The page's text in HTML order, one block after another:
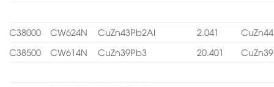
C38000 CW624N CuZn43Pb2Al 2.041
C38500
CW614N CuZn39Pb3 20.401